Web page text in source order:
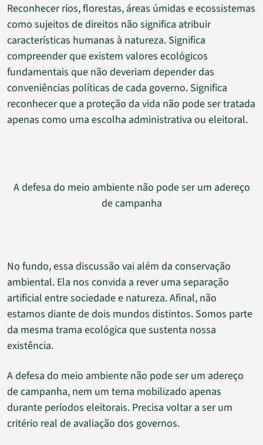
Reconhecer rios, florestas, áreas úmidas e ecossistemas
como sujeitos de direitos não significa atribuir
características humanas à natureza. Significa
compreender que existem valores ecológicos
fundamentais que não deveriam depender das
conveniências políticas de cada governo. Significa
reconhecer que a proteção da vida não pode ser tratada
apenas como uma escolha administrativa ou eleitoral.
A defesa do meio ambiente não pode ser um adereço
de campanha
No fundo, essa discussão vai além da conservação
ambiental. Ela nos convida a rever uma separação
artificial entre sociedade e natureza. Afinal, não
estamos diante de dois mundos distintos. Somos parte
da mesma trama ecológica que sustenta nossa
existência.
A defesa do meio ambiente não pode ser um adereço
de campanha, nem um tema mobilizado apenas
durante períodos eleitorais. Precisa voltar a ser um
critério real de avaliação dos governos.